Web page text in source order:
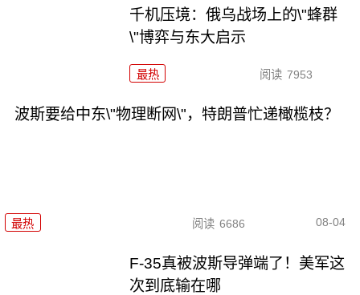
千机压境：俄乌战场上的\"蜂群
\"博弈与东大启示
最热 阅读 7953
波斯要给中东\"物理断网\"，特朗普忙递橄榄枝？
最热 阅读 6686 08-04
F-35真被波斯导弹端了！美军这
次到底输在哪